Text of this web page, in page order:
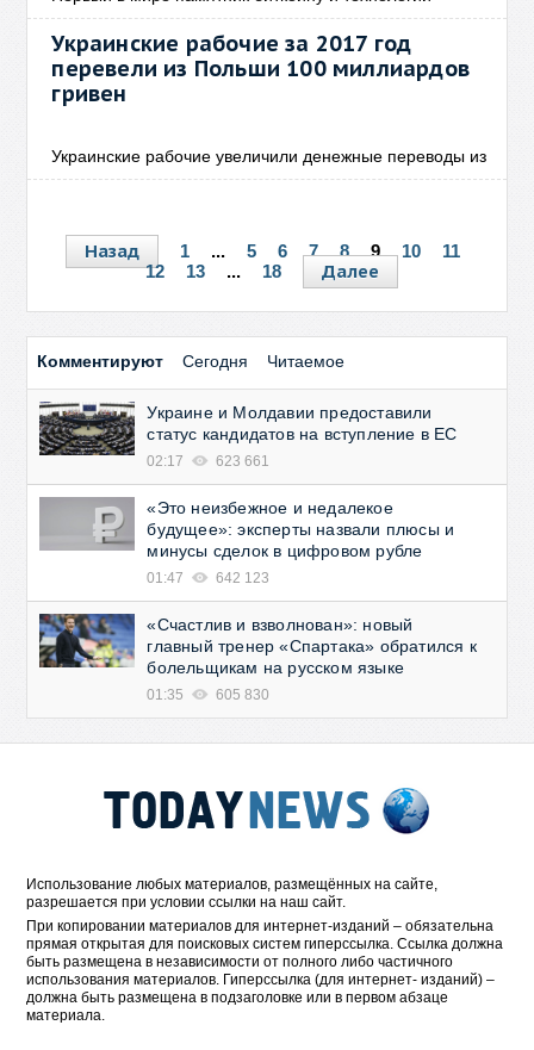
Украинские рабочие за 2017 год
перевели из Польши 100 миллиардов
гривен
Украинские рабочие увеличили денежные переводы из
Назад 1 ... 5 6 7 8 9 10
11
12
13 ... 18 Далее
Комментируют Сегодня Читаемое
Украине и Молдавии предоставили
статус кандидатов на вступление в ЕС
02:17 623 661
«Это неизбежное и недалекое
будущее»: эксперты назвали плюсы и
минусы сделок в цифровом рубле
01:47 642 123
«Счастлив и взволнован»: новый
главный тренер «Спартака» обратился к
болельщикам на русском языке
01:35 605 830
Использование любых материалов, размещённых на сайте,
разрешается при условии ссылки на наш сайт.
При копировании материалов для интернет-изданий – обязательна
прямая открытая для поисковых систем гиперссылка. Ссылка должна
быть размещена в независимости от полного либо частичного
использования материалов. Гиперссылка (для интернет- изданий) –
должна быть размещена в подзаголовке или в первом абзаце
материала.